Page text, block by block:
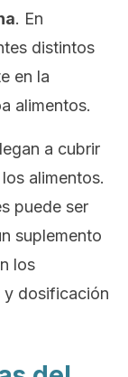
. En
distintos
en la
alimentos.
a cubrir
alimentos.
puede ser
suplemento
los
y dosificación